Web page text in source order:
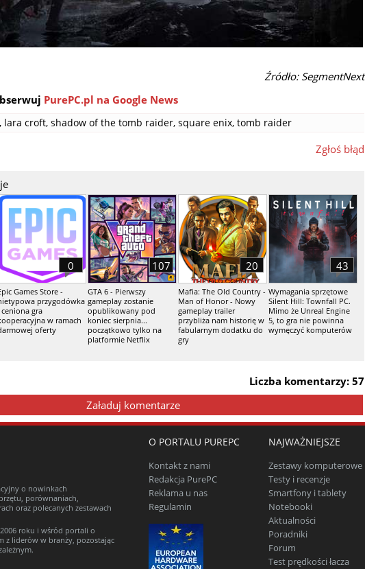
Źródło: SegmentNext
PurePC.pl na Google News
, lara croft, shadow of the tomb raider, square enix, tomb raider
Zgłoś błąd
Games Store -
przygodówka
ceniona gra
w ramach
oferty
0
GTA 6 - Pierwszy
gameplay zostanie
opublikowany pod
koniec sierpnia...
początkowo tylko na
platformie Netflix
107
Mafia: The Old Country -
Man of Honor - Nowy
gameplay trailer
przybliża nam historię w
fabularnym dodatku do
gry
20
Wymagania sprzętowe
Silent Hill: Townfall PC.
Mimo że Unreal Engine
5, to gra nie powinna
wymęczyć komputerów
43
Liczba komentarzy: 57
Załaduj komentarze
o nowinkach
porównaniach,
oraz polecanych zestawach
roku i wśród portali o
z liderów w branży, pozostając
O PORTALU PUREPC
Kontakt z nami
Redakcja PurePC
Reklama u nas
Regulamin
NAJWAŻNIEJSZE
Zestawy komputerowe
Testy i recenzje
Smartfony i tablety
Notebooki
Aktualności
Poradniki
Forum
Test prędkości łacza